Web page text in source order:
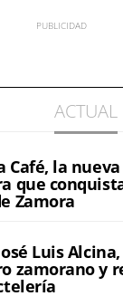
ACTUAL
Café, la
que
Zamora
Luis
zamorano y